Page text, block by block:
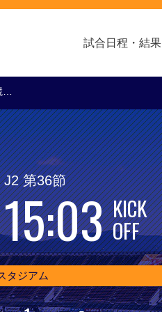
試合日程・結果
ー スポンサー
第36節
15:03 KICK
OFF
タジアム